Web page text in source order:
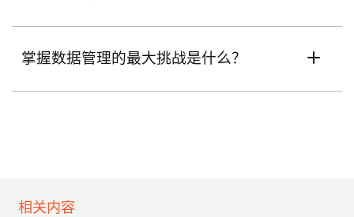
掌握数据管理的最大挑战是什么？
相关内容